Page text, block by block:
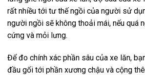
rất nhiều tới tư thế ngồi của người sử
người ngồi sẽ không thoải mái, nếu quá
cứng và mỏi lưng.
Để đo chính xác phần sâu của xe lăn,
đầu gối tới phần xương chậu và cộng